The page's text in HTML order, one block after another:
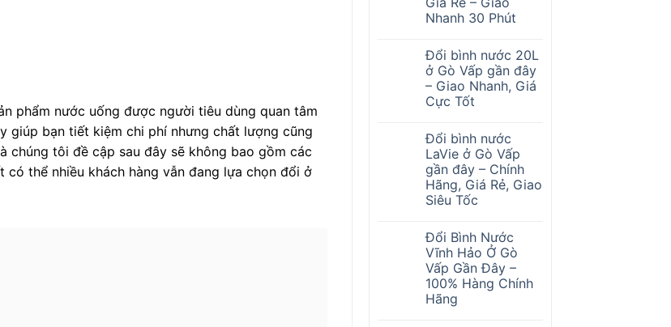
phẩm nước uống được người tiêu dùng quan tâm
giúp bạn tiết kiệm chi phí nhưng chất lượng cũng
chúng tôi đề cập sau đây sẽ không bao gồm các
có thể nhiều khách hàng vẫn đang lựa chọn đổi ở
Nhanh 30 Phút
Đổi bình nước 20L
ở Gò Vấp gần đây
– Giao Nhanh, Giá
Cực Tốt
Đổi bình nước
LaVie ở Gò Vấp
gần đây – Chính
Hãng, Giá Rẻ, Giao
Siêu Tốc
Đổi Bình Nước
Vĩnh Hảo Ở Gò
Vấp Gần Đây –
100% Hàng Chính
Hãng